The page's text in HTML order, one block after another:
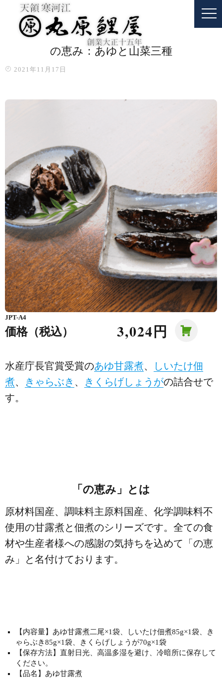
の恵み：あゆと山菜三種
2021年11月17日
JPT-A4
価格（税込） 3,024円
水産庁長官賞受賞のあゆ甘露煮、
しいたけ佃
煮、 きゃらぶき 、 きくらげしょうがの詰合せで
す。
「の恵み」とは
原材料国産、調味料主原料国産、化学調味料不
使用の甘露煮と佃煮のシリーズです。全ての食
材や生産者様への感謝の気持ちを込めて「の恵
み」と名付けております。
【内容量】あゆ甘露煮二尾×1袋、しいたけ佃煮85g×1袋、き
ゃらぶき85g×1袋、きくらげしょうが70g×1袋
【保存方法】直射日光、高温多湿を避け、冷暗所に保存して
ください。
【品名】あゆ甘露煮